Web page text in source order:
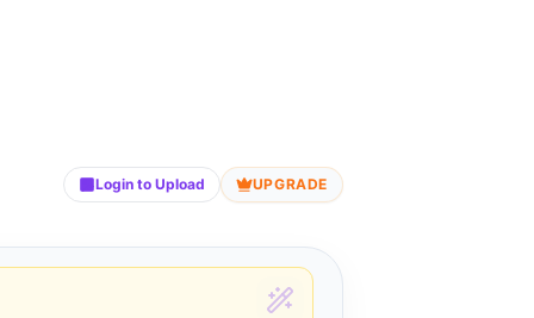
Login to Upload UPGRADE